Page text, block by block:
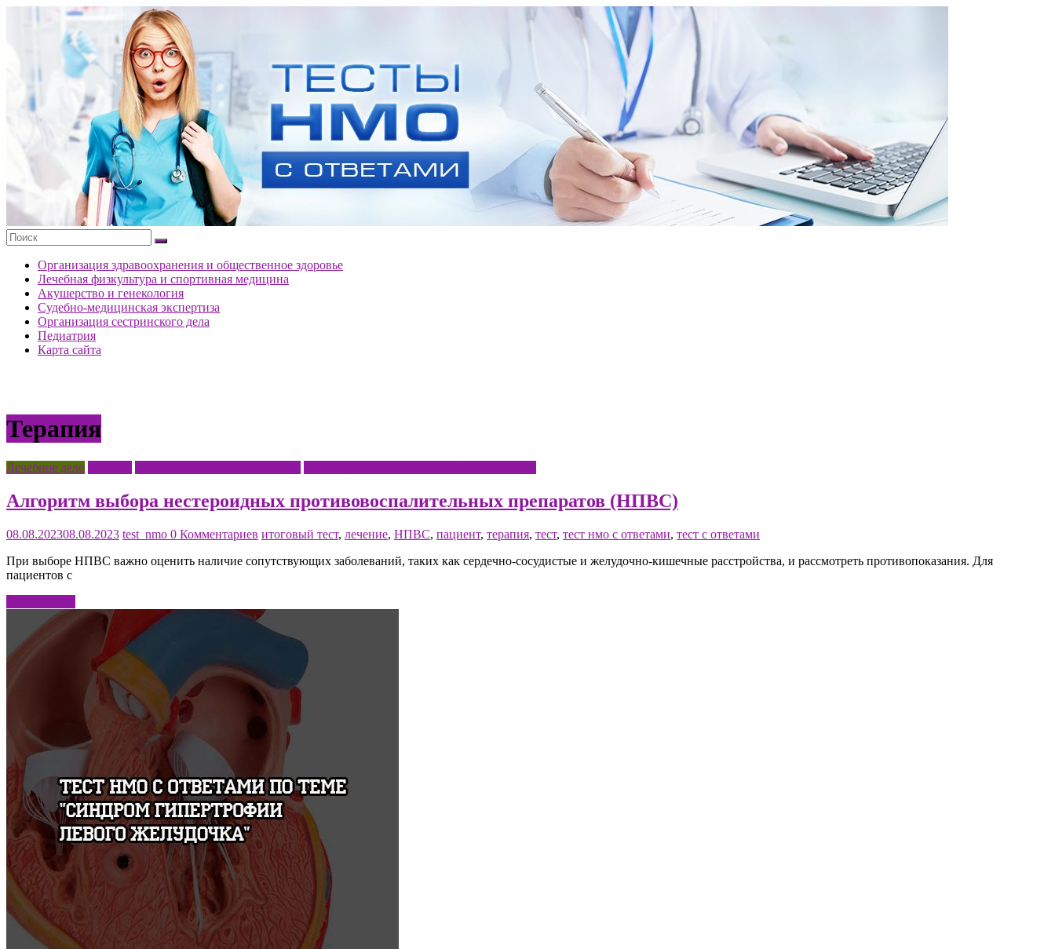
содержимому
портала
ответами
Организация здравоохранения и общественное здоровье
Лечебная физкультура и спортивная медицина
Акушерство и генекология
Судебно-медицинская экспертиза
Организация сестринского дела
Педиатрия
Карта сайта
Терапия
Лечебное дело
Алгоритм выбора нестероидных противовоспалительных препаратов (НПВС)
08.08.202308.08.2023 test_nmo 0 Комментариев итоговый тест, лечение, НПВС, пациент, терапия, тест, тест нмо с ответами, тест с ответами
При выборе НПВС важно оценить наличие сопутствующих заболеваний, таких как сердечно-сосудистые и желудочно-кишечные расстройства, и рассмотреть противопоказания. Для
пациентов с